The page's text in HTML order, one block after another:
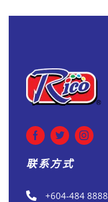
联系方式
+604-484 8888